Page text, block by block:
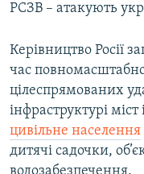
РСЗВ – атакують
Керівництво Росії
час
цілеспрямованих
інфраструктурі
цивільне населення
дитячі садочки,